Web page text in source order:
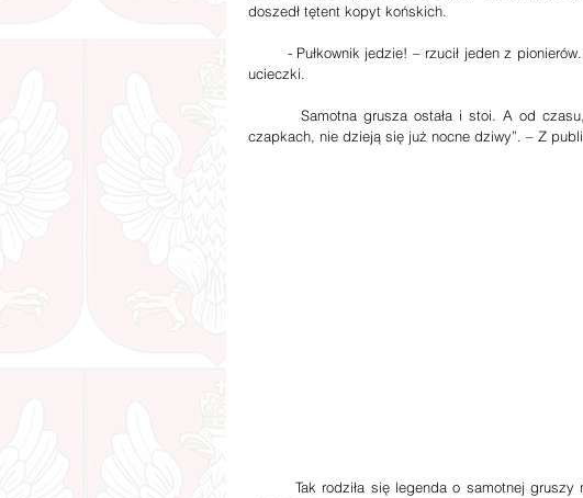
doszedł tętent kopyt końskich.
ucieczki.
czapkach, nie dzieją się już nocne dziwy”. – Z